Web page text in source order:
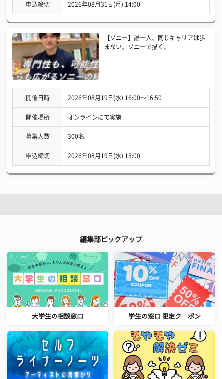
申込締切 2026年08月31日(月) 14:00
【ソニー】誰一人、同じキャリアは歩
まない。ソニーで描く、
開催日時 2026年08月19日(水) 16:00〜16:50
開催場所 オンラインにて実施
募集人数 300名
申込締切 2026年08月19日(水) 15:00
編集部ピックアップ
大学生の相談窓口 学生の窓口 限定クーポン